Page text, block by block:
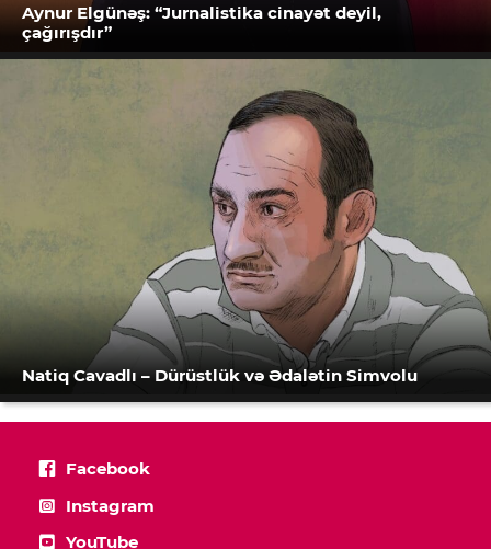
Aynur Elgünəş: “Jurnalistika cinayət deyil,
çağırışdır”
Natiq Cavadlı – Dürüstlük və Ədalətin Simvolu
Facebook
Instagram
YouTube